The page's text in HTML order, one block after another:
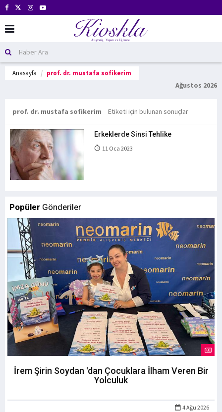
Anasayfa prof. dr. mustafa sofikerim
Ağustos 2026
prof. dr. mustafa sofikerim Etiketi için bulunan sonuçlar
Erkeklerde Sinsi Tehlike
11 Oca 2023
Popüler Gönderiler
İrem Şirin Soydan 'dan Çocuklara İlham Veren Bir
Yolculuk
4 Ağu 2026